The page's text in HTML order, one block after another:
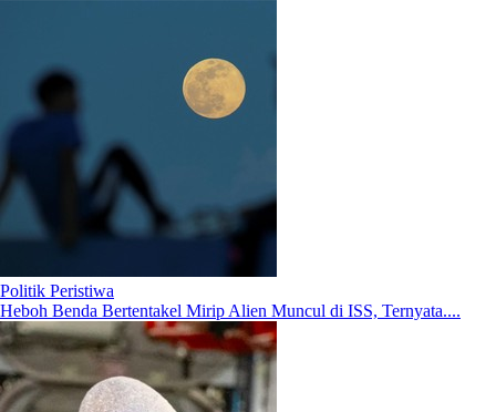
Politik Peristiwa
Heboh Benda Bertentakel Mirip Alien Muncul di ISS, Ternyata....